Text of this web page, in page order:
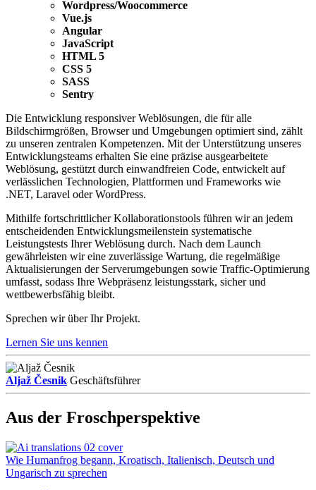
Wordpress/Woocommerce
Vue.js
Angular
JavaScript
HTML 5
CSS 5
SASS
Sentry
Die Entwicklung responsiver Weblösungen, die für alle
Bildschirmgrößen, Browser und Umgebungen optimiert sind, zählt
zu unseren zentralen Kompetenzen. Mit der Unterstützung unseres
Entwicklungsteams erhalten Sie eine präzise ausgearbeitete
Weblösung, gestützt durch einwandfreien Code, entwickelt auf
verlässlichen Technologien, Plattformen und Frameworks wie
.NET, Laravel oder WordPress.
Mithilfe fortschrittlicher Kollaborationstools führen wir an jedem
entscheidenden Entwicklungsmeilenstein systematische
Leistungstests Ihrer Weblösung durch. Nach dem Launch
gewährleisten wir eine zuverlässige Wartung, die regelmäßige
Aktualisierungen der Serverumgebungen sowie Traffic-Optimierung
umfasst, sodass Ihre Webpräsenz leistungsstark, sicher und
wettbewerbsfähig bleibt.
Sprechen wir über Ihr Projekt.
Lernen Sie uns kennen
Aljaž Česnik Geschäftsführer
Aus der Froschperspektive
Wie Humanfrog begann, Kroatisch, Italienisch, Deutsch und
Ungarisch zu sprechen